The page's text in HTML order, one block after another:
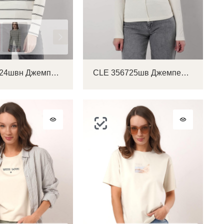
CLE 356724швн Джемпер женский CLE 356725шв Джемпер женский